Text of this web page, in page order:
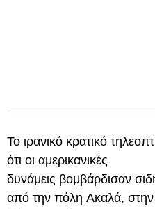
Το ιρανικό κρατικό
ότι οι αμερικανικές
δυνάμεις βομβάρδισαν
από την πόλη Ακαλά, στην